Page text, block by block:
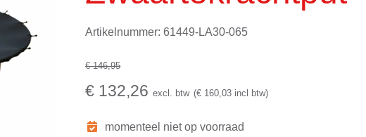
Artikelnummer: 61449-LA30-065
€ 146,95
€ 132,26 excl. btw (€ 160,03 incl btw)
momenteel niet op voorraad